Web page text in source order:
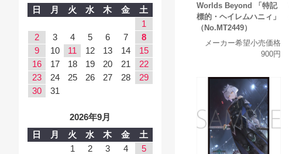
Worlds Beyond 「特記
標的・ヘイレムハニィ」
（No.MT2449）
メーカー希望小売価格
900円
日
月 火 水 木 金
土
1
2
3 4 5 6 7
8
9
10 11 12 13 14
15
16
17 18 19 20 21
22
23
24 25 26 27 28
29
30
31
2026年9月
日
月 火 水 木 金
土
1
2 3 4
5